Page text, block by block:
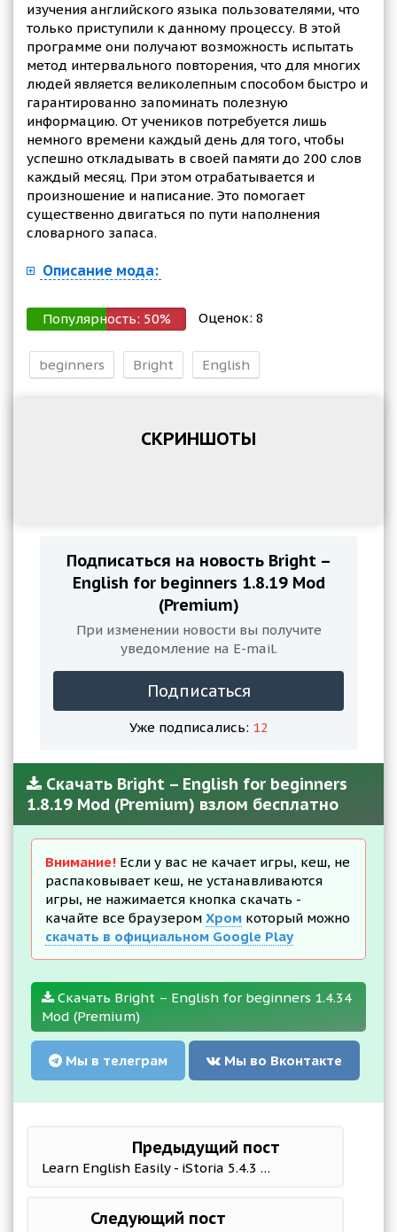
изучения английского языка пользователями, что
только приступили к данному процессу. В этой
программе они получают возможность испытать
метод интервального повторения, что для многих
людей является великолепным способом быстро и
гарантированно запоминать полезную
информацию. От учеников потребуется лишь
немного времени каждый день для того, чтобы
успешно откладывать в своей памяти до 200 слов
каждый месяц. При этом отрабатывается и
произношение и написание. Это помогает
существенно двигаться по пути наполнения
словарного запаса.
Описание мода:
Популярность: 50% Оценок: 8
beginners Bright English
СКРИНШОТЫ
Подписаться на новость Bright –
English for beginners 1.8.19 Mod
(Premium)
При изменении новости вы получите
уведомление на E-mail.
Подписаться
Уже подписались: 12
Скачать Bright – English for beginners
1.8.19 Mod (Premium) взлом бесплатно
Внимание! Если у вас не качает игры, кеш, не
распаковывает кеш, не устанавливаются
игры, не нажимается кнопка скачать -
качайте все браузером Хром который можно
скачать в официальном Google Play
Скачать Bright – English for beginners 1.4.34
Mod (Premium)
Мы в телеграм Мы во Вконтакте
Предыдущий пост
Learn English Easily - iStoria 5.4.3 Mod (Premium)
Следующий пост